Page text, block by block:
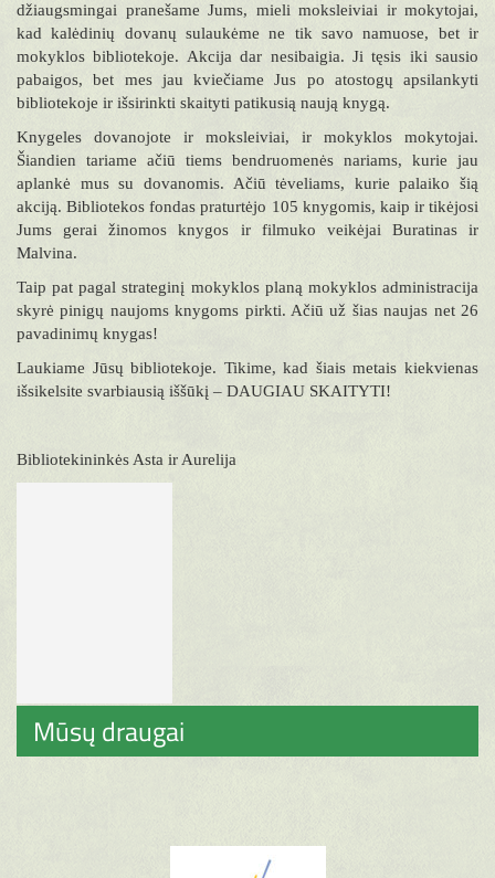
džiaugsmingai pranešame Jums, mieli moksleiviai ir mokytojai,
kad kalėdinių dovanų sulaukėme ne tik savo namuose, bet ir
mokyklos bibliotekoje. Akcija dar nesibaigia. Ji tęsis iki sausio
pabaigos, bet mes jau kviečiame Jus po atostogų apsilankyti
bibliotekoje ir išsirinkti skaityti patikusią naują knygą.
Knygeles dovanojote ir moksleiviai, ir mokyklos mokytojai.
Šiandien tariame ačiū tiems bendruomenės nariams, kurie jau
aplankė mus su dovanomis. Ačiū tėveliams, kurie palaiko šią
akciją. Bibliotekos fondas praturtėjo 105 knygomis, kaip ir tikėjosi
Jums gerai žinomos knygos ir filmuko veikėjai Buratinas ir
Malvina.
Taip pat pagal strateginį mokyklos planą mokyklos administracija
skyrė pinigų naujoms knygoms pirkti. Ačiū už šias naujas net 26
pavadinimų knygas!
Laukiame Jūsų bibliotekoje. Tikime, kad šiais metais kiekvienas
išsikelsite svarbiausią iššūkį – DAUGIAU SKAITYTI!
Bibliotekininkės Asta ir Aurelija
Mūsų draugai